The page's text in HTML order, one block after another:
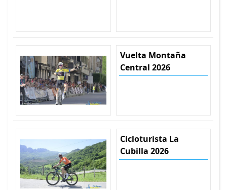
Vuelta Montaña
Central 2026
Cicloturista La
Cubilla 2026